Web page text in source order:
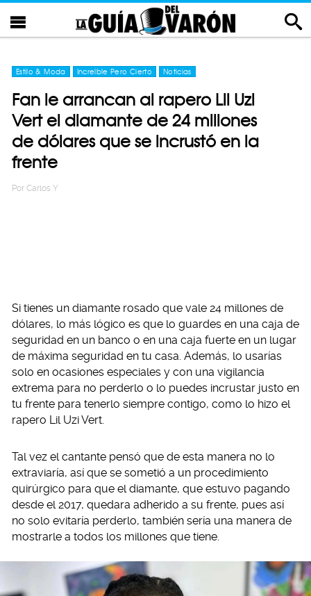
Estilo & Moda Increíble Pero Cierto Noticias
Fan le arrancan al rapero Lil Uzi
Vert el diamante de 24 millones
de dólares que se incrustó en la
frente
Por Carlos Y
Si tienes un diamante rosado que vale 24 millones de
dólares, lo más lógico es que lo guardes en una caja de
seguridad en un banco o en una caja fuerte en un lugar
de máxima seguridad en tu casa. Además, lo usarías
solo en ocasiones especiales y con una vigilancia
extrema para no perderlo o lo puedes incrustar justo en
tu frente para tenerlo siempre contigo, como lo hizo el
rapero Lil Uzi Vert.
Tal vez el cantante pensó que de esta manera no lo
extraviaría, así que se sometió a un procedimiento
quirúrgico para que el diamante, que estuvo pagando
desde el 2017, quedara adherido a su frente, pues así
no solo evitaría perderlo, también sería una manera de
mostrarle a todos los millones que tiene.